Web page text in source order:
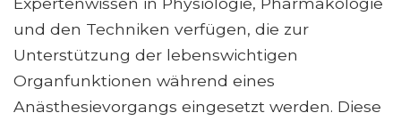
und den Techniken verfügen, die zur
Unterstützung der lebenswichtigen
Organfunktionen während eines
Anästhesievorgangs eingesetzt werden. Diese